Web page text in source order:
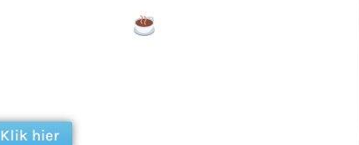
Klik hier